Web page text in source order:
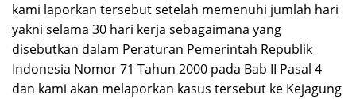
kami laporkan tersebut setelah memenuhi jumlah hari
yakni selama 30 hari kerja sebagaimana yang
disebutkan dalam Peraturan Pemerintah Republik
Indonesia Nomor 71 Tahun 2000 pada Bab II Pasal 4
dan kami akan melaporkan kasus tersebut ke Kejagung